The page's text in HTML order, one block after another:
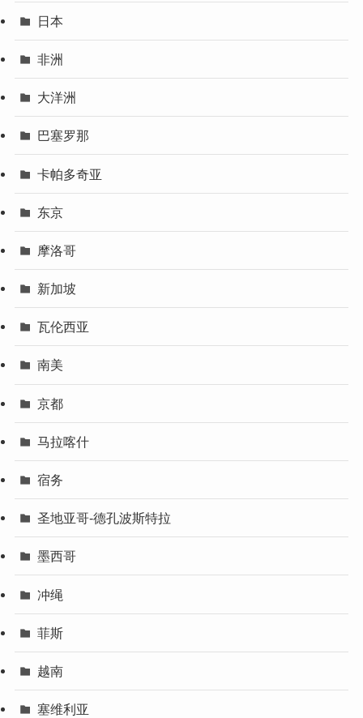
日本
非洲
大洋洲
巴塞罗那
卡帕多奇亚
东京
摩洛哥
新加坡
瓦伦西亚
南美
京都
马拉喀什
宿务
圣地亚哥-德孔波斯特拉
墨西哥
冲绳
菲斯
越南
塞维利亚